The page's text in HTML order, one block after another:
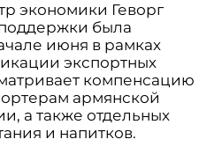
экономики Геворг
была
июня в рамках
экспортных
компенсацию
армянской
а также отдельных
и напитков.